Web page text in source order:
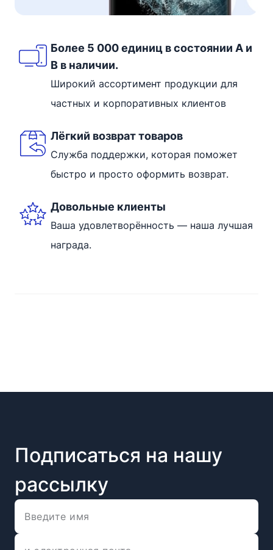
Более 5 000 единиц в состоянии A и
B в наличии.
Широкий ассортимент продукции для
частных и корпоративных клиентов
Лёгкий возврат товаров
Служба поддержки, которая поможет
быстро и просто оформить возврат.
Довольные клиенты
Ваша удовлетворённость — наша лучшая
награда.
Подписаться на нашу
рассылку